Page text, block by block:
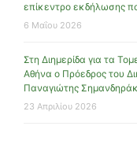
επίκεντρο εκδήλωσης
6 Μαΐου 2026
Στη Διημερίδα για τα
Αθήνα ο Πρόεδρος του
Παναγιώτης
23 Απριλίου 2026